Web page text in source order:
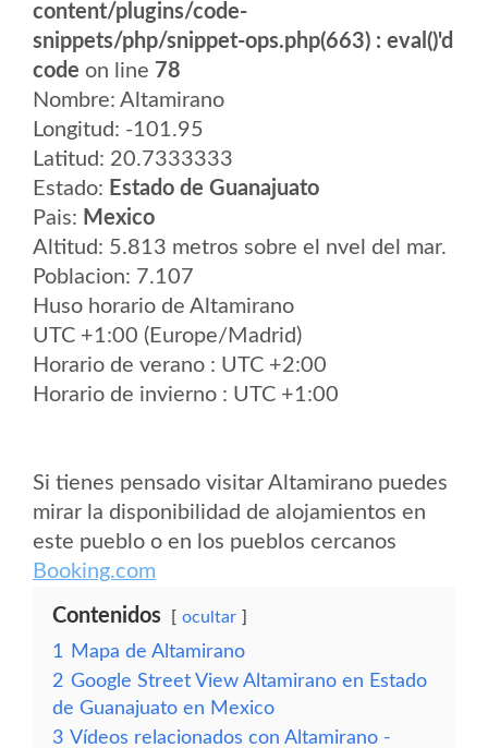
content/plugins/code-
snippets/php/snippet-ops.php(663) : eval()'d
code on line 78
Nombre: Altamirano
Longitud: -101.95
Latitud: 20.7333333
Estado: Estado de Guanajuato
Pais: Mexico
Altitud: 5.813 metros sobre el nvel del mar.
Poblacion: 7.107
Huso horario de Altamirano
UTC +1:00 (Europe/Madrid)
Horario de verano : UTC +2:00
Horario de invierno : UTC +1:00
Si tienes pensado visitar Altamirano puedes
mirar la disponibilidad de alojamientos en
este pueblo o en los pueblos cercanos
Booking.com
Contenidos ocultar
1
Mapa de Altamirano
2 Google Street View Altamirano en Estado
de Guanajuato en Mexico
3 Vídeos relacionados con Altamirano -